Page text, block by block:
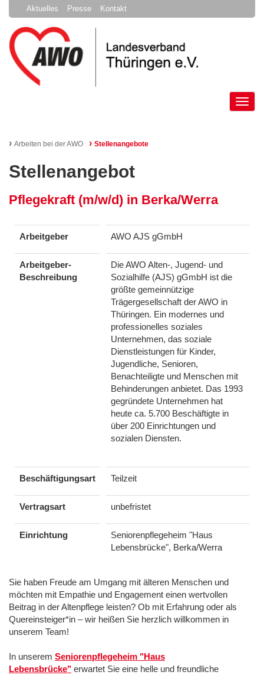
Aktuelles Presse Kontakt
› Arbeiten bei der AWO › Stellenangebote
Stellenangebot
Pflegekraft (m/w/d) in Berka/Werra
Arbeitgeber AWO AJS gGmbH
Arbeitgeber-
Beschreibung
Die AWO Alten-, Jugend- und
Sozialhilfe (AJS) gGmbH ist die
größte gemeinnützige
Trägergesellschaft der AWO in
Thüringen. Ein modernes und
professionelles soziales
Unternehmen, das soziale
Dienstleistungen für Kinder,
Jugendliche, Senioren,
Benachteiligte und Menschen mit
Behinderungen anbietet. Das 1993
gegründete Unternehmen hat
heute ca. 5.700 Beschäftigte in
über 200 Einrichtungen und
sozialen Diensten.
Beschäftigungsart Teilzeit
Vertragsart unbefristet
Einrichtung
Seniorenpflegeheim "Haus
Lebensbrücke", Berka/Werra
Sie haben Freude am Umgang mit älteren Menschen und
möchten mit Empathie und Engagement einen wertvollen
Beitrag in der Altenpflege leisten? Ob mit Erfahrung oder als
Quereinsteiger*in – wir heißen Sie herzlich willkommen in
unserem Team!
In unserem Seniorenpflegeheim "Haus
Lebensbrücke" erwartet Sie eine helle und freundliche